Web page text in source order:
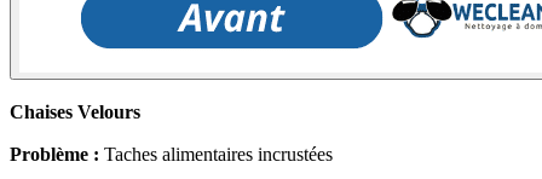
Chaises Velours
Problème : Taches alimentaires incrustées